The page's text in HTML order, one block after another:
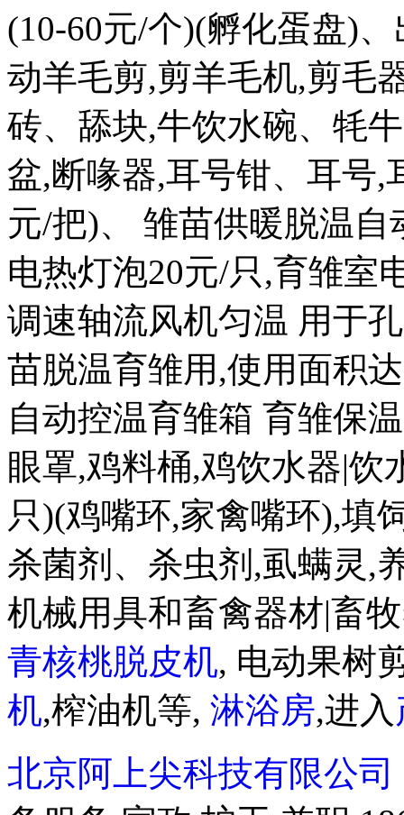
(10-60元/个)(孵化蛋盘)
动羊毛剪,剪羊毛机,剪毛
砖、舔块,牛饮水碗、牦
盆,断喙器,耳号钳、耳号,
元/把)、 雏苗供暖脱温
电热灯泡20元/只,育雏室
调速轴流风机匀温 用于
苗脱温育雏用,使用面积
自动控温育雏箱 育雏保
眼罩,鸡料桶,鸡饮水器|饮
只)(鸡嘴环,家禽嘴环),填
杀菌剂、杀虫剂,虱螨灵,
机械用具和畜禽器材|畜
青核桃脱皮机, 电动果树
机,榨油机等, 淋浴房,进入
北京阿上尖科技有限公司